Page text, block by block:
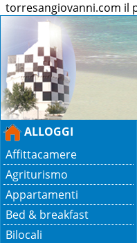
torresangiovanni.com il
ALLOGGI
Affittacamere
Agriturismo
Appartamenti
Bed & breakfast
Bilocali